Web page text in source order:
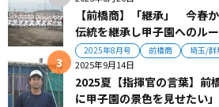
【前橋商】「継承」 今春
伝統を継承し甲子園へのル
2025年8月号 前橋商 埼玉/群
2025年9月14日
2025夏【指揮官の言葉】前
に甲子園の景色を見せたい」